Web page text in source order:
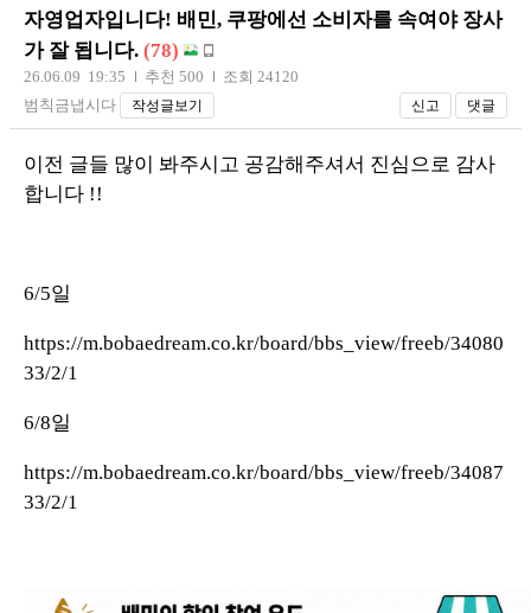
자영업자입니다! 배민, 쿠팡에선 소비자를 속여야 장사
가 잘 됩니다. (78)
26.06.09 19:35 추천 500
조회 24120
범칙금냅시다
작성글보기 신고 댓글
이전 글들 많이 봐주시고 공감해주셔서 진심으로 감사
합니다 !!
6/5일
https://m.bobaedream.co.kr/board/bbs_view/freeb/34080
33/2/1
6/8일
https://m.bobaedream.co.kr/board/bbs_view/freeb/34087
33/2/1